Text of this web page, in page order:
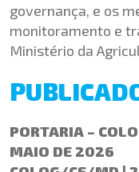
governança, e os
monitoramento e
Ministério da
PORTARIA –
MAIO DE 2026